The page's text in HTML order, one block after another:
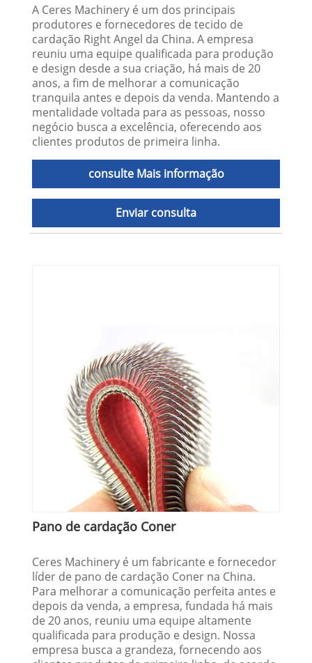
A Ceres Machinery é um dos principais
produtores e fornecedores de tecido de
cardação Right Angel da China. A empresa
reuniu uma equipe qualificada para produção
e design desde a sua criação, há mais de 20
anos, a fim de melhorar a comunicação
tranquila antes e depois da venda. Mantendo a
mentalidade voltada para as pessoas, nosso
negócio busca a excelência, oferecendo aos
clientes produtos de primeira linha.
consulte Mais informação
Enviar consulta
Pano de cardação Coner
Ceres Machinery é um fabricante e fornecedor
líder de pano de cardação Coner na China.
Para melhorar a comunicação perfeita antes e
depois da venda, a empresa, fundada há mais
de 20 anos, reuniu uma equipe altamente
qualificada para produção e design. Nossa
empresa busca a grandeza, fornecendo aos